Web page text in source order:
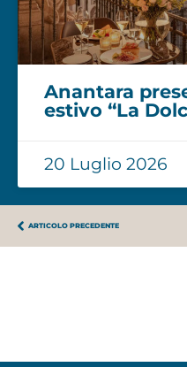
Anantara
estivo “La
20 Luglio 2026
ARTICOLO PRECEDENTE